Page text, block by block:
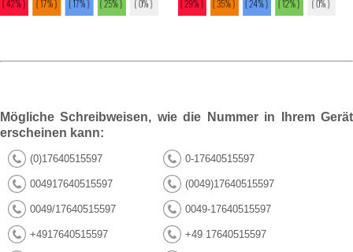
Mögliche Schreibweisen, wie die Nummer in Ihrem Gerät
erscheinen kann:
(0)17640515597 0-17640515597
004917640515597 (0049)17640515597
0049/17640515597 0049-17640515597
+4917640515597 +49 17640515597